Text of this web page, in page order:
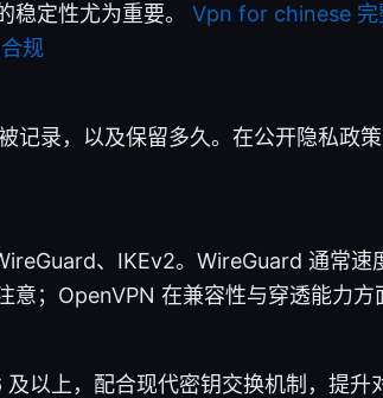
稳定性尤为重要。 Vpn for chinese 完
规
记录，以及保留多久。在公开隐私政
、IKEv2。WireGuard 通常速
意；OpenVPN 在兼容性与穿透能力方
以上，配合现代密钥交换机制，提升